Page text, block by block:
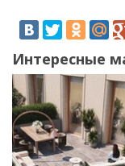
Интересные